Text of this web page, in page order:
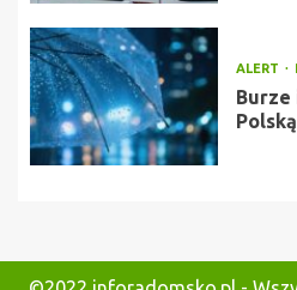
ALERT
Burze